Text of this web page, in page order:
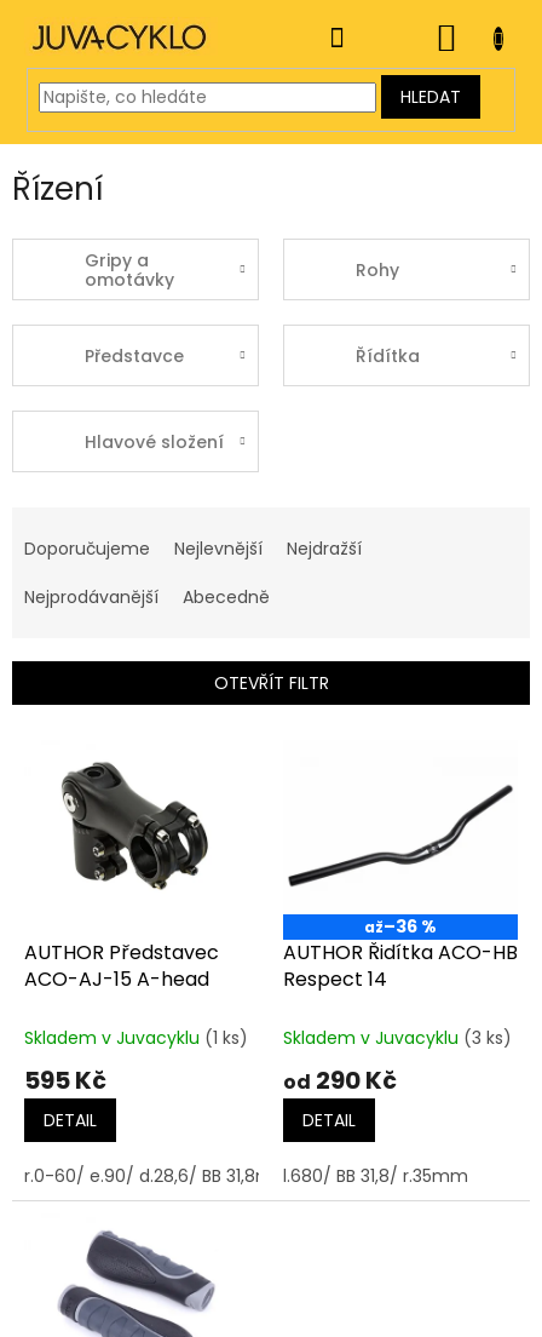
obsah
HLEDAT
KOŠÍK
Řízení
Gripy a
omotávky
Rohy
Představce Řídítka
Hlavové složení
a
e
í
r
Doporučujeme Nejlevnější
Nejdražší
Nejprodávanější
Abecedně
OTEVŘÍT FILTR
d
u
AUTHOR Představec
ACO-AJ-15 A-head
Skladem v Juvacyklu (1 ks)
595 Kč
DETAIL
r.0-60/ e.90/ d.28,6/ BB 31,8mm
až–36 %
AUTHOR Řidítka ACO-HB
Respect 14
Skladem v Juvacyklu (3 ks)
od 290 Kč
DETAIL
l.680/ BB 31,8/ r.35mm